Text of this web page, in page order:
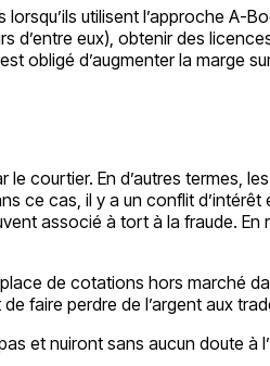
utilisent l’approche A-
d’entre eux), obtenir des
obligé d’augmenter la marge
courtier. En d’autres termes,
ce cas, il y a un conflit
associé à tort à la fraude. En
de cotations hors marché
faire perdre de l’argent aux
et nuiront sans aucun doute à